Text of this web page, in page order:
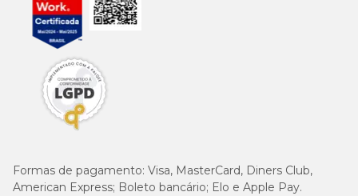
Formas de pagamento: Visa, MasterCard, Diners Club,
American Express; Boleto bancário; Elo e Apple Pay.